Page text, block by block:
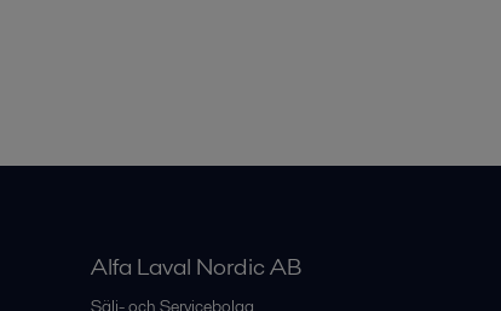
Alfa Laval Nordic AB
Sälj- och Servicebolag